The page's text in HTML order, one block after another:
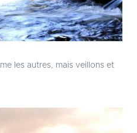
les autres, mais veillons et